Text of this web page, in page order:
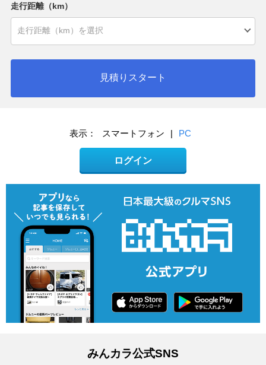
走行距離（km）
見積りスタート
表示： スマートフォン | PC
ログイン
みんカラ公式SNS